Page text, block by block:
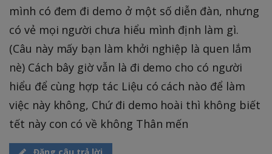
mình có đem đi demo ở một số diễn đàn, nhưng
có vẻ mọi người chưa hiểu mình định làm gì.
(Câu này mấy bạn làm khởi nghiệp là quen lắm
nè) Cách bây giờ vẫn là đi demo cho có người
hiểu để cùng hợp tác Liệu có cách nào để làm
việc này không, Chứ đi demo hoài thì không biết
tết này con có về không Thân mến